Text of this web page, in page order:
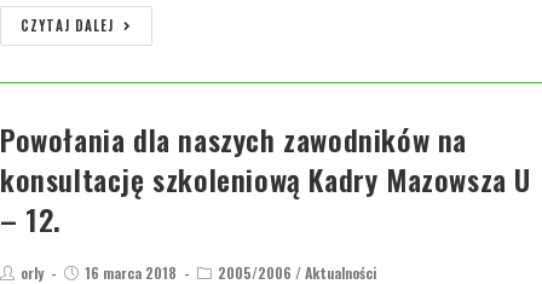
CZYTAJ DALEJ
Powołania dla naszych zawodników na
konsultację szkoleniową Kadry Mazowsza U
– 12.
orly 16 marca 2018 2005/2006 /Aktualności